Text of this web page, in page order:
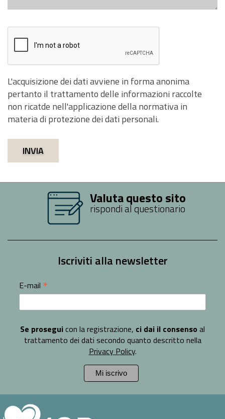
L'acquisizione dei dati avviene in forma anonima
pertanto il trattamento delle informazioni raccolte
non ricatde nell'applicazione della normativa in
materia di protezione dei dati personali.
INVIA
Valuta questo sito
rispondi al questionario
Iscriviti alla newsletter
E-mail *
Se proseguicon la registrazione, ci dai il consenso al
trattamento dei dati secondo quanto descritto nella
Privacy Policy.